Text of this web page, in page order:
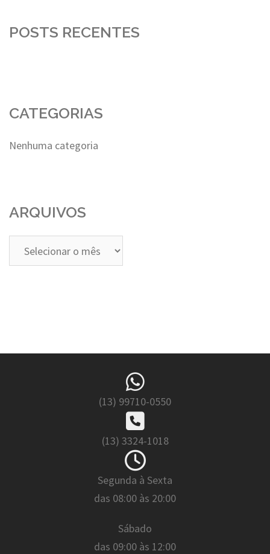
POSTS RECENTES
CATEGORIAS
Nenhuma categoria
ARQUIVOS
Arquivos
(13) 99710-0550
(13) 3324-1018
Segunda à Sexta
das 08:00 às 20:00
Sábado
das 09:00 às 12:00